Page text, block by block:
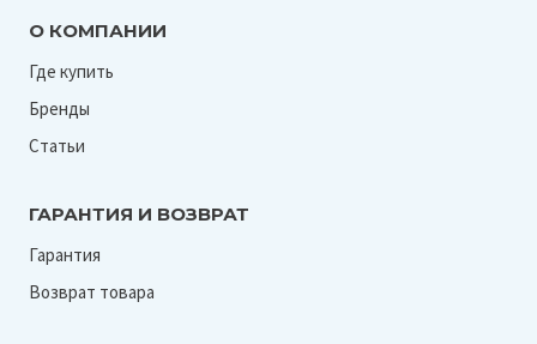
О КОМПАНИИ
Где купить
Бренды
Статьи
ГАРАНТИЯ И ВОЗВРАТ
Гарантия
Возврат товара